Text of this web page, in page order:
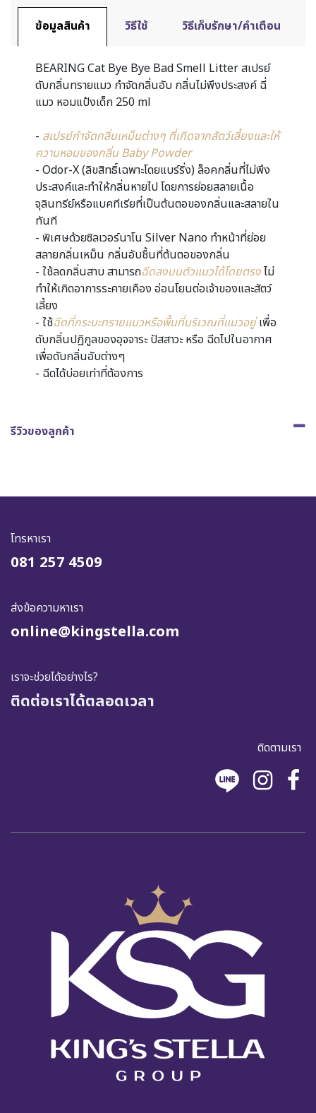
ข้อมูลสินค้า วิธีใช้ วิธีเก็บรักษา/คำเตือน
BEARING Cat Bye Bye Bad Smell Litter สเปรย์
ดับกลิ่นทรายแมว กำจัดกลิ่นอับ กลิ่นไม่พึงประสงค์ ฉี่
แมว หอมแป้งเด็ก 250 ml
- สเปรย์กำจัดกลิ่นเหม็นต่างๆ ที่เกิดจากสัตว์เลี้ยงและให้
ความหอมของกลิ่น Baby Powder
- Odor-X (ลิขสิทธิ์เฉพาะโดยแบร์ริ่ง) ล็อคกลิ่นที่ไม่พึง
ประสงค์และทำให้กลิ่นหายไป โดยการย่อยสลายเนื้อ
จุลินทรีย์หรือแบคทีเรียที่เป็นต้นตอของกลิ่นและสลายใน
ทันที
- พิเศษด้วยซิลเวอร์นาโน Silver Nano ทำหน้าที่ย่อย
สลายกลิ่นเหม็น กลิ่นอับชื้นที่ต้นตอของกลิ่น
- ใช้ลดกลิ่นสาบ สามารถฉีดลงบนตัวแมวได้โดยตรงไม่
ทำให้เกิดอาการระคายเคือง อ่อนโยนต่อเจ้าของและสัตว์
เลี้ยง
- ใช้ฉีดที่กระบะทรายแมวหรือพื้นที่บริเวณที่แมวอยู่เพื่อ
ดับกลิ่นปฏิกูลของอุจจาระ ปัสสาวะ หรือ ฉีดไปในอากาศ
เพื่อดับกลิ่นอับต่างๆ
- ฉีดได้บ่อยเท่าที่ต้องการ
รีวิวของลูกค้า
โทรหาเรา
081 257 4509
ส่งข้อความหาเรา
online@kingstella.com
เราจะช่วยได้อย่างไร?
ติดต่อเราได้ตลอดเวลา
ติดตามเรา